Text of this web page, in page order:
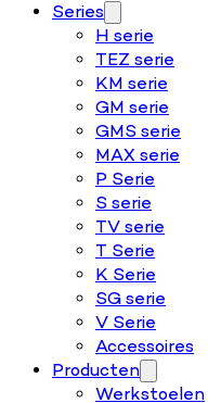
Series
H serie
TEZ serie
KM serie
GM serie
GMS serie
MAX serie
P Serie
S serie
TV serie
T Serie
K Serie
SG serie
V Serie
Accessoires
Producten
Werkstoelen